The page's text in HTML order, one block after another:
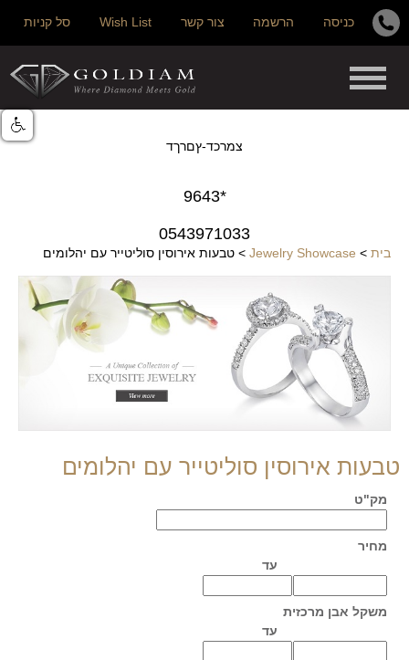
כניסה הרשמה צור קשר Wish List סל קניות
צמרכד-ץםרךד
*9643
0543971033
בית >
Jewelry Showcase
> טבעות אירוסין סוליטייר עם יהלומים
טבעות אירוסין סוליטייר עם יהלומים
מק"ט
מחיר
עד
משקל אבן מרכזית
עד